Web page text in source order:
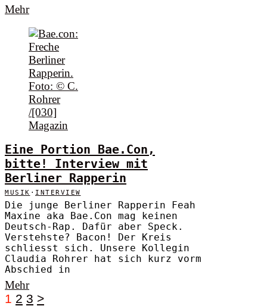
Mehr
Eine Portion Bae.Con,
bitte! Interview mit
Berliner Rapperin
MUSIK · INTERVIEW
Die junge Berliner Rapperin Feah
Maxine aka Bae.Con mag keinen
Deutsch-Rap. Dafür aber Speck.
Verstehste? Bacon! Der Kreis
schliesst sich. Unsere Kollegin
Claudia Rohrer hat sich kurz vorm
Abschied in
Mehr
1 2 3 >